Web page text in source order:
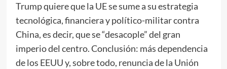
Trump quiere que la UE se sume a su estrategia
tecnológica, financiera y político-militar contra
China, es decir, que se “desacople” del gran
imperio del centro. Conclusión: más dependencia
de los EEUU y, sobre todo, renuncia de la Unión